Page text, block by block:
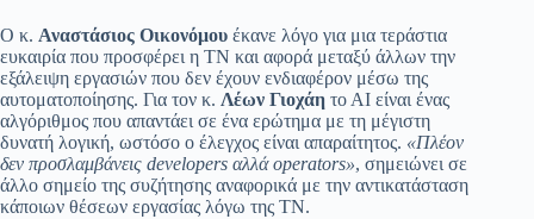
Ο κ. Αναστάσιος Οικονόμου έκανε λόγο για μια τεράστια
ευκαιρία που προσφέρει η ΤΝ και αφορά μεταξύ άλλων την
εξάλειψη εργασιών που δεν έχουν ενδιαφέρον μέσω της
αυτοματοποίησης. Για τον κ. Λέων Γιοχάη το ΑΙ είναι ένας
αλγόριθμος που απαντάει σε ένα ερώτημα με τη μέγιστη
δυνατή λογική, ωστόσο ο έλεγχος είναι απαραίτητος. «Πλέον
δεν προσλαμβάνεις developers αλλά operators», σημειώνει σε
άλλο σημείο της συζήτησης αναφορικά με την αντικατάσταση
κάποιων θέσεων εργασίας λόγω της ΤΝ.